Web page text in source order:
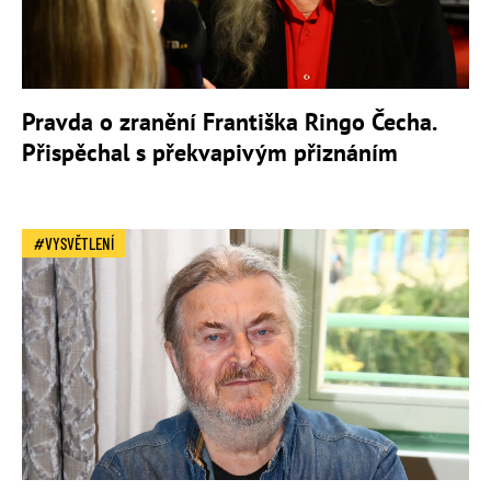
Pravda o zranění Františka Ringo Čecha.
Přispěchal s překvapivým přiznáním
VYSVĚTLENÍ